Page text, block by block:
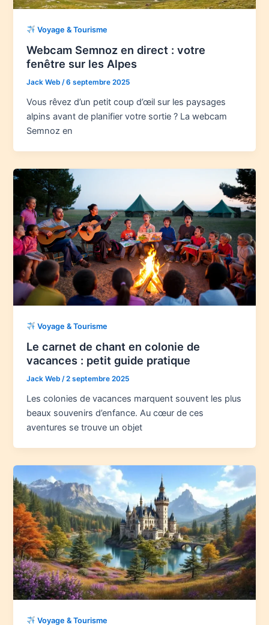
Voyage & Tourisme
Webcam Semnoz en direct : votre
fenêtre sur les Alpes
Jack Web/6 septembre 2025
Vous rêvez d’un petit coup d’œil sur les paysages
alpins avant de planifier votre sortie ? La webcam
Semnoz en
Voyage & Tourisme
Le carnet de chant en colonie de
vacances : petit guide pratique
Jack Web/2 septembre 2025
Les colonies de vacances marquent souvent les plus
beaux souvenirs d’enfance. Au cœur de ces
aventures se trouve un objet
Voyage & Tourisme